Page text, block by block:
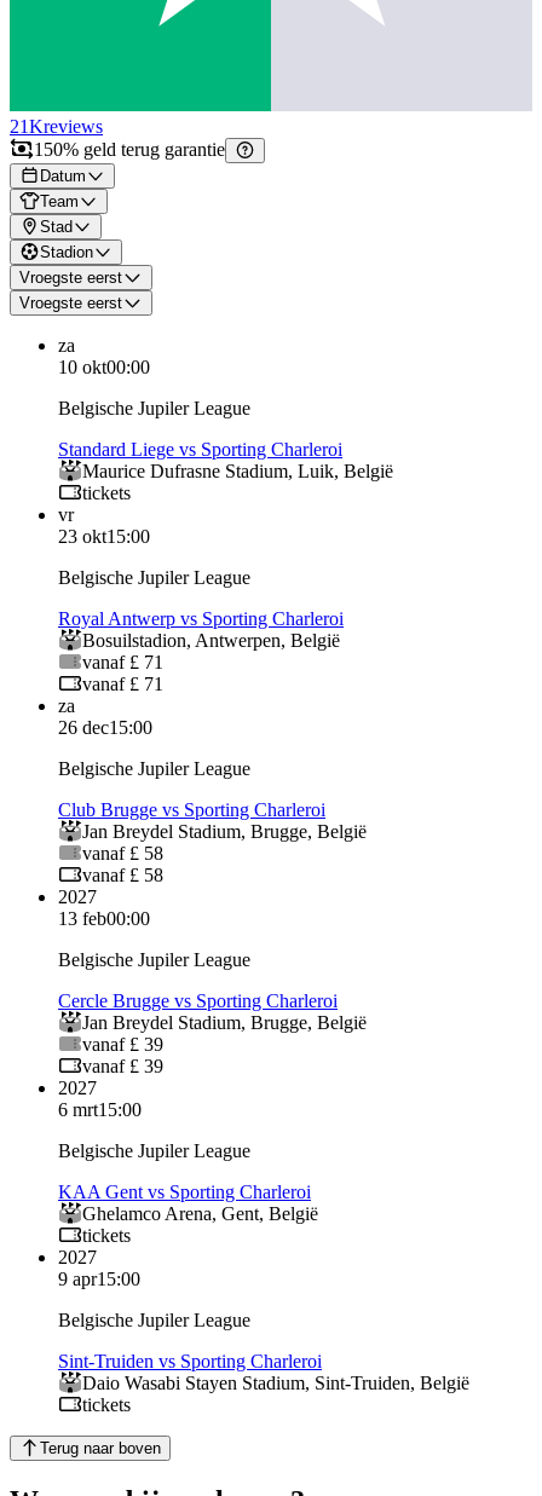
21Kreviews
150% geld terug garantie
Datum
Team
Stad
Stadion
Vroegste eerst
Vroegste eerst
za
10 okt00:00
Belgische Jupiler League
Standard Liege vs Sporting Charleroi
Maurice Dufrasne Stadium, Luik, België
tickets
vr
23 okt15:00
Belgische Jupiler League
Royal Antwerp vs Sporting Charleroi
Bosuilstadion, Antwerpen, België
vanaf £ 71
vanaf £ 71
za
26 dec15:00
Belgische Jupiler League
Club Brugge vs Sporting Charleroi
Jan Breydel Stadium, Brugge, België
vanaf £ 58
vanaf £ 58
2027
13 feb00:00
Belgische Jupiler League
Cercle Brugge vs Sporting Charleroi
Jan Breydel Stadium, Brugge, België
vanaf £ 39
vanaf £ 39
2027
6 mrt15:00
Belgische Jupiler League
KAA Gent vs Sporting Charleroi
Ghelamco Arena, Gent, België
tickets
2027
9 apr15:00
Belgische Jupiler League
Sint-Truiden vs Sporting Charleroi
Daio Wasabi Stayen Stadium, Sint-Truiden, België
tickets
Terug naar boven